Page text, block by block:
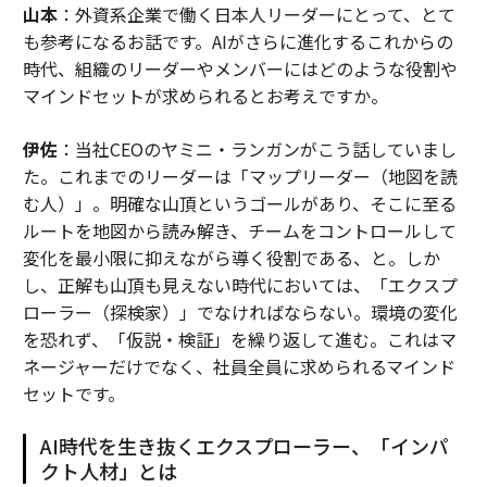
山本：外資系企業で働く日本人リーダーにとって、とて
も参考になるお話です。AIがさらに進化するこれからの
時代、組織のリーダーやメンバーにはどのような役割や
マインドセットが求められるとお考えですか。
伊佐：当社CEOのヤミニ・ランガンがこう話していまし
た。これまでのリーダーは「マップリーダー（地図を読
む人）」。明確な山頂というゴールがあり、そこに至る
ルートを地図から読み解き、チームをコントロールして
変化を最小限に抑えながら導く役割である、と。しか
し、正解も山頂も見えない時代においては、「エクスプ
ローラー（探検家）」でなければならない。環境の変化
を恐れず、「仮説・検証」を繰り返して進む。これはマ
ネージャーだけでなく、社員全員に求められるマインド
セットです。
AI時代を生き抜くエクスプローラー、「インパ
クト人材」とは